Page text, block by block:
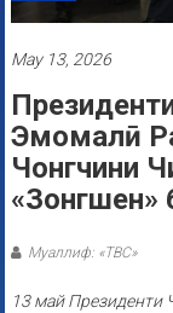
May 13, 2026
Эмомалӣ
Чонгчини
«Зонгшен»
Муаллиф: «ТВС»
13 май Президенти